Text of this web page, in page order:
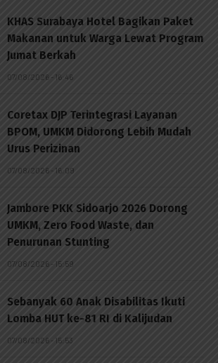
KHAS Surabaya Hotel Bagikan Paket
Makanan untuk Warga Lewat Program
Jumat Berkah
07/08/2026 - 16:46
Coretax DJP Terintegrasi Layanan
BPOM, UMKM Didorong Lebih Mudah
Urus Perizinan
07/08/2026 - 16:09
Jambore PKK Sidoarjo 2026 Dorong
UMKM, Zero Food Waste, dan
Penurunan Stunting
07/08/2026 - 15:59
Sebanyak 60 Anak Disabilitas Ikuti
Lomba HUT ke-81 RI di Kalijudan
07/08/2026 - 15:53